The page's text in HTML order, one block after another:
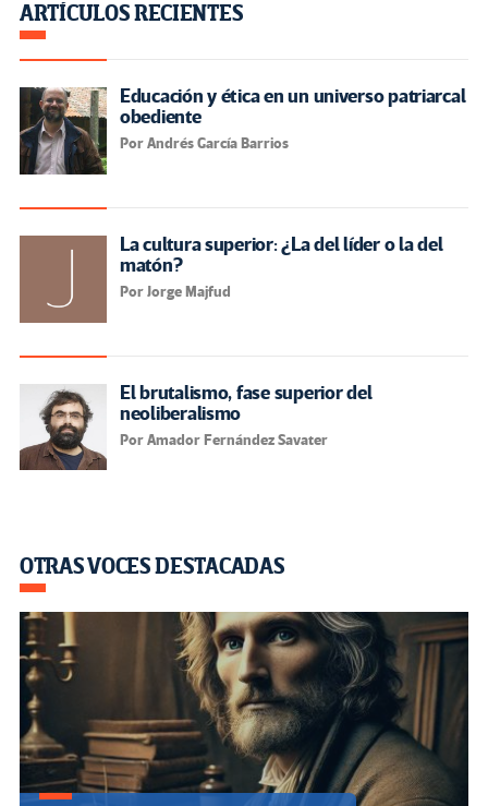
ARTÍCULOS RECIENTES
Educación y ética en un universo patriarcal
obediente
Por Andrés García Barrios
La cultura superior: ¿La del líder o la del
matón?
Por Jorge Majfud
El brutalismo, fase superior del
neoliberalismo
Por Amador Fernández Savater
OTRAS VOCES DESTACADAS